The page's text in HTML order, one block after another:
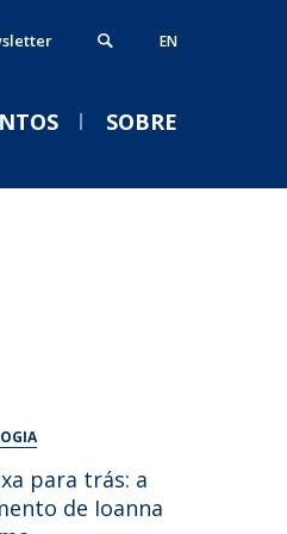
EN
SOBRE
para trás: a
de Ioanna